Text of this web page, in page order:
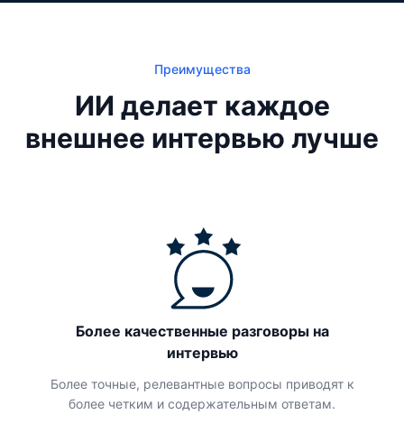
Преимущества
ИИ делает каждое
внешнее интервью лучше
Более качественные разговоры на
интервью
Более точные, релевантные вопросы приводят к
более четким и содержательным ответам.